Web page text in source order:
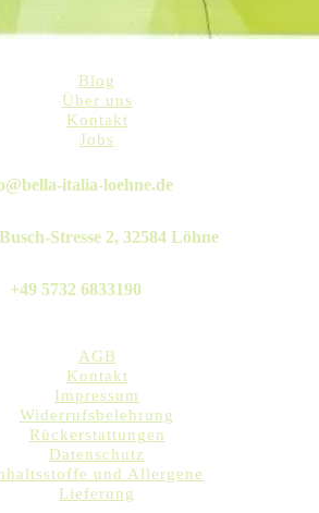
Blog
Über uns
Kontakt
Jobs
Twitter
Instagram
Pinterest
Linkedin
Whatsapp
italia-loehne.de
Stresse 2, 32584 Löhne
+49 5732 6833190
AGB
Kontakt
Impressum
Widerrufsbelehrung
Rückerstattungen
Datenschutz
und Allergene
Lieferung